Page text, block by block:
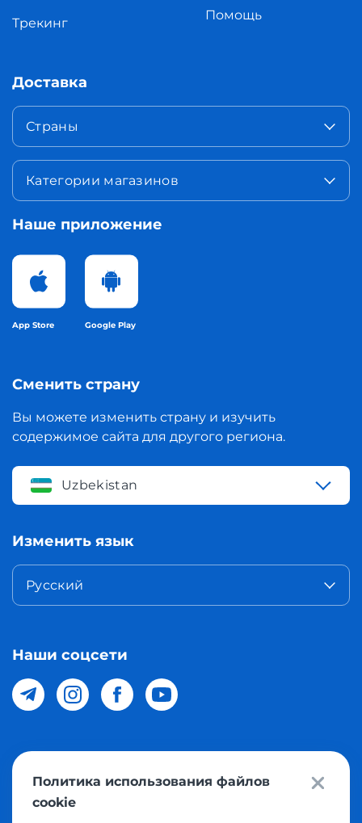
Трекинг
Помощь
Доставка
Страны
Категории магазинов
Наше приложение
App Store Google Play
Сменить страну
Вы можете изменить страну и изучить
содержимое сайта для другого региона.
Uzbekistan
Изменить язык
Русский
Наши соцсети
© 2026 Meest Shopping доставка покупок с интернет
магазинов мира в Узбекистан. Все права защищены
Политика использования файлов
cookie